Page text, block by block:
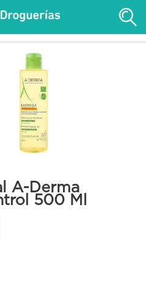
A-Derma
500 Ml